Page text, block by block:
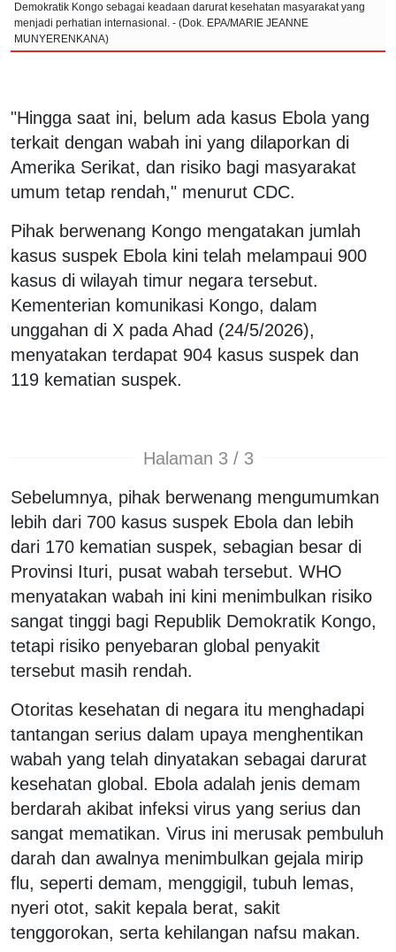
Demokratik Kongo sebagai keadaan darurat kesehatan masyarakat yang
menjadi perhatian internasional. - (Dok. EPA/MARIE JEANNE
MUNYERENKANA)
"Hingga saat ini, belum ada kasus Ebola yang
terkait dengan wabah ini yang dilaporkan di
Amerika Serikat, dan risiko bagi masyarakat
umum tetap rendah," menurut CDC.
Pihak berwenang Kongo mengatakan jumlah
kasus suspek Ebola kini telah melampaui 900
kasus di wilayah timur negara tersebut.
Kementerian komunikasi Kongo, dalam
unggahan di X pada Ahad (24/5/2026),
menyatakan terdapat 904 kasus suspek dan
119 kematian suspek.
Halaman 3 / 3
Sebelumnya, pihak berwenang mengumumkan
lebih dari 700 kasus suspek Ebola dan lebih
dari 170 kematian suspek, sebagian besar di
Provinsi Ituri, pusat wabah tersebut. WHO
menyatakan wabah ini kini menimbulkan risiko
sangat tinggi bagi Republik Demokratik Kongo,
tetapi risiko penyebaran global penyakit
tersebut masih rendah.
Otoritas kesehatan di negara itu menghadapi
tantangan serius dalam upaya menghentikan
wabah yang telah dinyatakan sebagai darurat
kesehatan global. Ebola adalah jenis demam
berdarah akibat infeksi virus yang serius dan
sangat mematikan. Virus ini merusak pembuluh
darah dan awalnya menimbulkan gejala mirip
flu, seperti demam, menggigil, tubuh lemas,
nyeri otot, sakit kepala berat, sakit
tenggorokan, serta kehilangan nafsu makan.